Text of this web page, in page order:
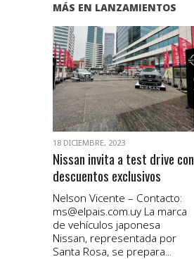
MÁS EN LANZAMIENTOS
VER NOTA
18 DICIEMBRE, 2023
Nissan invita a test drive con
descuentos exclusivos
Nelson Vicente – Contacto:
ms@elpais.com.uyLa marca
de vehículos japonesa
Nissan, representada por
Santa Rosa, se prepara...